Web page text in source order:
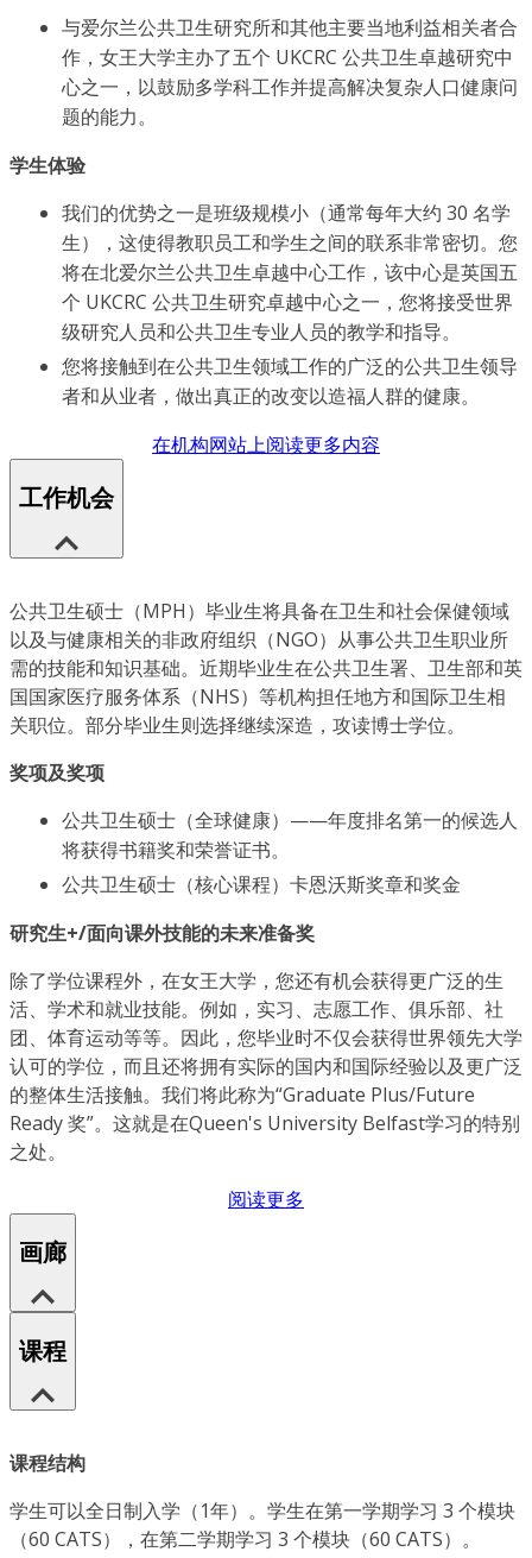
与爱尔兰公共卫生研究所和其他主要当地利益相关者合
作，女王大学主办了五个 UKCRC 公共卫生卓越研究中
心之一，以鼓励多学科工作并提高解决复杂人口健康问
题的能力。
学生体验
我们的优势之一是班级规模小（通常每年大约 30 名学
生），这使得教职员工和学生之间的联系非常密切。您
将在北爱尔兰公共卫生卓越中心工作，该中心是英国五
个 UKCRC 公共卫生研究卓越中心之一，您将接受世界
级研究人员和公共卫生专业人员的教学和指导。
您将接触到在公共卫生领域工作的广泛的公共卫生领导
者和从业者，做出真正的改变以造福人群的健康。
在机构网站上阅读更多内容
工作机会
公共卫生硕士（MPH）毕业生将具备在卫生和社会保健领域
以及与健康相关的非政府组织（NGO）从事公共卫生职业所
需的技能和知识基础。近期毕业生在公共卫生署、卫生部和英
国国家医疗服务体系（NHS）等机构担任地方和国际卫生相
关职位。部分毕业生则选择继续深造，攻读博士学位。
奖项及奖项
公共卫生硕士（全球健康）——年度排名第一的候选人
将获得书籍奖和荣誉证书。
公共卫生硕士（核心课程）卡恩沃斯奖章和奖金
研究生+/面向课外技能的未来准备奖
除了学位课程外，在女王大学，您还有机会获得更广泛的生
活、学术和就业技能。例如，实习、志愿工作、俱乐部、社
团、体育运动等等。因此，您毕业时不仅会获得世界领先大学
认可的学位，而且还将拥有实际的国内和国际经验以及更广泛
的整体生活接触。我们将此称为“Graduate Plus/Future
Ready 奖”。这就是在Queen's University Belfast学习的特别
之处。
阅读更多
画廊
课程
课程结构
学生可以全日制入学（1年）。学生在第一学期学习 3 个模块
（60 CATS），在第二学期学习 3 个模块（60 CATS）。